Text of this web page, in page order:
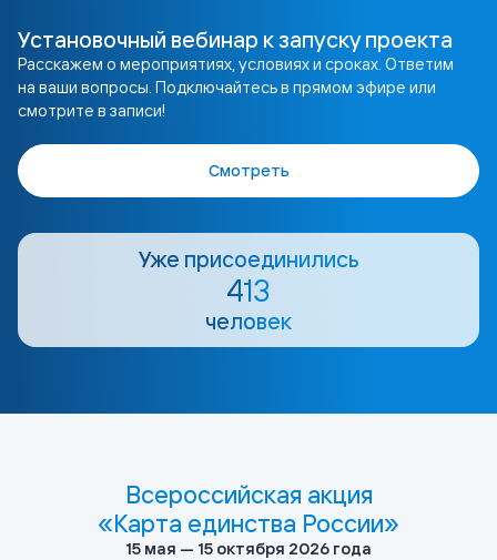
Установочный вебинар к запуску проекта
Расскажем о мероприятиях, условиях и сроках. Ответим
на ваши вопросы. Подключайтесь в прямом эфире или
смотрите в записи!
Смотреть
Уже присоединились
413
человек
Всероссийская акция
«Карта единства России»
15 мая — 15 октября 2026 года